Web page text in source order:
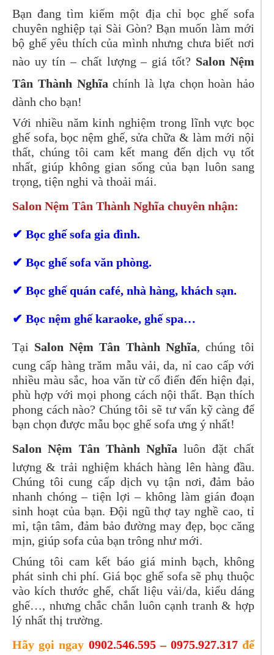
Bạn đang tìm kiếm một địa chỉ bọc ghế sofa
chuyên nghiệp tại Sài Gòn? Bạn muốn làm mới
bộ ghế yêu thích của mình nhưng chưa biết nơi
nào uy tín – chất lượng – giá tốt? Salon Nệm
Tân Thành Nghĩa chính là lựa chọn hoàn hảo
dành cho bạn!
Với nhiều năm kinh nghiệm trong lĩnh vực bọc
ghế sofa, bọc nệm ghế, sửa chữa & làm mới nội
thất, chúng tôi cam kết mang đến dịch vụ tốt
nhất, giúp không gian sống của bạn luôn sang
trọng, tiện nghi và thoải mái.
Salon Nệm Tân Thành Nghĩa chuyên nhận:
✔ Bọc ghế sofa gia đình.
✔ Bọc ghế sofa văn phòng.
✔ Bọc ghế quán café, nhà hàng, khách sạn.
✔ Bọc nệm ghế karaoke, ghế spa…
Tại Salon Nệm Tân Thành Nghĩa, chúng tôi
cung cấp hàng trăm mẫu vải, da, nỉ cao cấp với
nhiều màu sắc, hoa văn từ cổ điển đến hiện đại,
phù hợp với mọi phong cách nội thất. Bạn thích
phong cách nào? Chúng tôi sẽ tư vấn kỹ càng để
bạn chọn được mẫu bọc ghế sofa ưng ý nhất!
Salon Nệm Tân Thành Nghĩaluôn đặt chất
lượng & trải nghiệm khách hàng lên hàng đầu.
Chúng tôi cung cấp dịch vụ tận nơi, đảm bảo
nhanh chóng – tiện lợi – không làm gián đoạn
sinh hoạt của bạn. Đội ngũ thợ tay nghề cao, tỉ
mỉ, tận tâm, đảm bảo đường may đẹp, bọc căng
mịn, giúp sofa của bạn trông như mới.
Chúng tôi cam kết báo giá minh bạch, không
phát sinh chi phí. Giá bọc ghế sofa sẽ phụ thuộc
vào kích thước ghế, chất liệu vải/da, kiểu dáng
ghế…, nhưng chắc chắn luôn cạnh tranh & hợp
lý nhất thị trường.
Hãy gọi ngay 0902.546.595 – 0975.927.317để